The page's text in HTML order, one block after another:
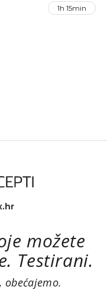
1h 15min
možete
Testirani.
obećajemo.